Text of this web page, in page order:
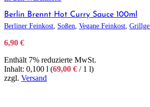
Berlin Brennt Hot Curry Sauce 100ml
Berliner Feinkost Soßen Vegane Feinkost
6,90 €
Enthält 7% reduzierte MwSt.
Inhalt: 0,100 l (69,00 € / 1 l)
zzgl. Versand